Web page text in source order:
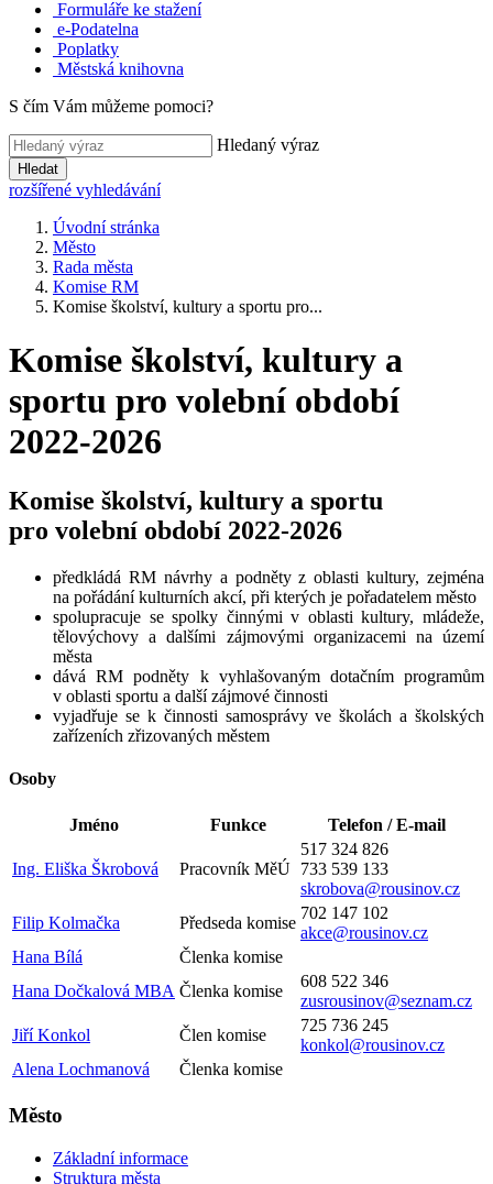
Formuláře ke stažení
e-Podatelna
Poplatky
Městská knihovna
S čím Vám můžeme pomoci?
Hledaný výraz
Hledat
rozšířené vyhledávání
Úvodní stránka
Město
Rada města
Komise RM
Komise školství, kultury a sportu pro...
Komise školství, kultury a
sportu pro volební období
2022-2026
Komise školství, kultury a sportu
pro volební období 2022-2026
předkládá RM návrhy a podněty z oblasti kultury, zejména
na pořádání kulturních akcí, při kterých je pořadatelem město
spolupracuje se spolky činnými v oblasti kultury, mládeže,
tělovýchovy a dalšími zájmovými organizacemi na území
města
dává RM podněty k vyhlašovaným dotačním programům
v oblasti sportu a další zájmové činnosti
vyjadřuje se k činnosti samosprávy ve školách a školských
zařízeních zřizovaných městem
Osoby
Jméno Funkce Telefon / E-mail
Ing. Eliška Škrobová Pracovník MěÚ
517 324 826
733 539 133
skrobova@rousinov.cz
Filip Kolmačka
Předseda komise
702 147 102
akce@rousinov.cz
Hana Bílá
Členka komise
Hana Dočkalová MBA Členka komise
608 522 346
zusrousinov@seznam.cz
Jiří Konkol
Člen komise
725 736 245
konkol@rousinov.cz
Alena Lochmanová
Členka komise
Město
Základní informace
Struktura města